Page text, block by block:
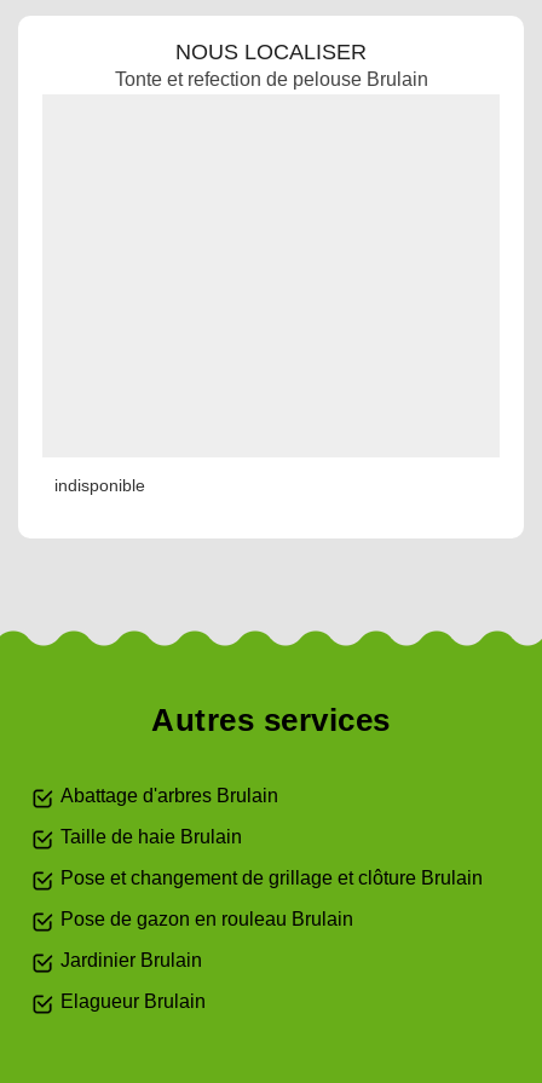
NOUS LOCALISER
Tonte et refection de pelouse Brulain
indisponible
Autres services
Abattage d'arbres Brulain
Taille de haie Brulain
Pose et changement de grillage et clôture Brulain
Pose de gazon en rouleau Brulain
Jardinier Brulain
Elagueur Brulain